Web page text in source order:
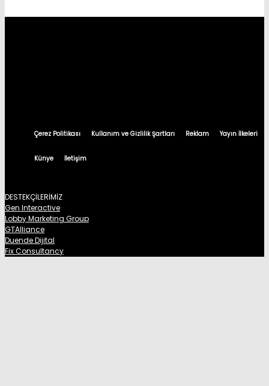
Çerez Politikası Kullanım ve Gizlilik Şartları Reklam Yayın İlkeleri
Künye İletişim
DESTEKÇİLERİMİZ
Gen Interactive
Lobby Marketing Group
GTAlliance
Duende Dijital
Fix Consultancy